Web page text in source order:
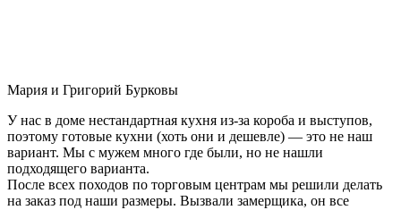
Мария и Григорий Бурковы
У нас в доме нестандартная кухня из-за короба и выступов,
поэтому готовые кухни (хоть они и дешевле) — это не наш
вариант. Мы с мужем много где были, но не нашли
подходящего варианта.
После всех походов по торговым центрам мы решили делать
на заказ под наши размеры. Вызвали замерщика, он все